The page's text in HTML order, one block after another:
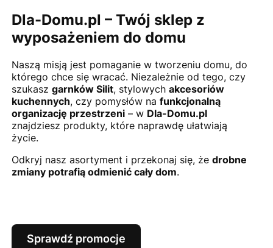
Dla-Domu.pl – Twój sklep z
wyposażeniem do domu
Naszą misją jest pomaganie w tworzeniu domu, do
którego chce się wracać. Niezależnie od tego, czy
szukasz garnków Silit, stylowych akcesoriów
kuchennych, czy pomysłów na funkcjonalną
organizację przestrzeni– w Dla-Domu.pl
znajdziesz produkty, które naprawdę ułatwiają
życie.
Odkryj nasz asortyment i przekonaj się, że drobne
zmiany potrafią odmienić cały dom.
Sprawdź promocje